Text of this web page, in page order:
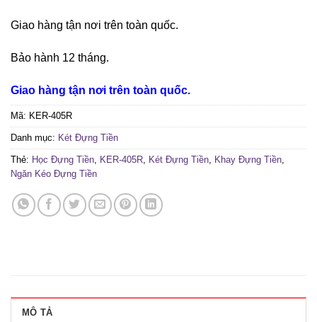
Giao hàng tận nơi trên toàn quốc.
Bảo hành 12 tháng.
Giao hàng tận nơi trên toàn quốc.
Mã: KER-405R
Danh mục: Két Đựng Tiền
Thẻ: Học Đựng Tiền KER-405R Két Đựng Tiền Khay Đựng Tiền
Ngăn Kéo Đựng Tiền
MÔ TẢ